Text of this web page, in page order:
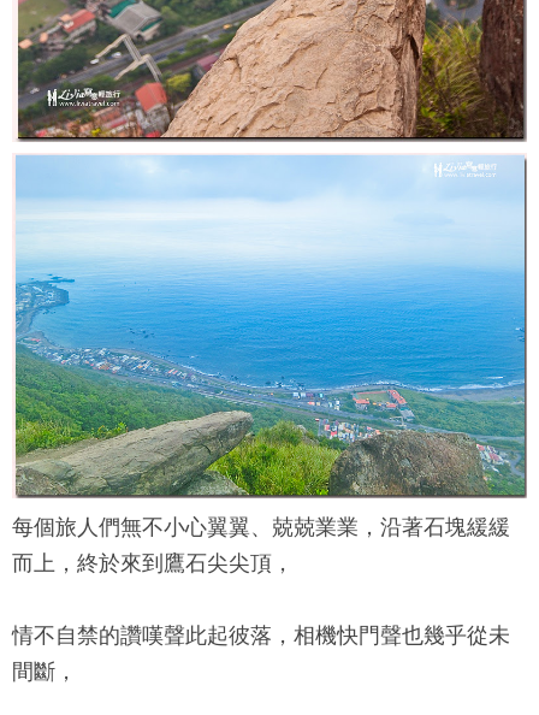
每個旅人們無不小心翼翼、兢兢業業，沿著石塊緩緩
而上，終於來到 鷹石尖尖頂，
情不自禁的讚嘆聲此起彼落，相機快門聲也幾乎從未
間斷，